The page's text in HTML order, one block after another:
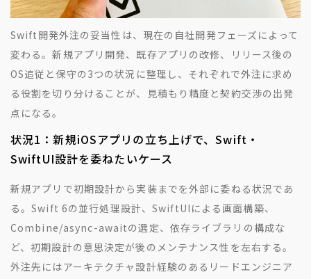
Swift開発外注の妥当性は、現在の自社開発フェーズによって
変わる。新規アプリ開発、既存アプリの改修、リリース後の
OS追従と保守の3つの状況に整理し、それぞれで外注に求め
る役割を切り分けることが、見積もり精度と契約交渉の出発
点になる。
状況1：新規iOSアプリの立ち上げで、Swift・
SwiftUI設計を委ねたいケース
新規アプリで初期設計から実装までを外部に委ねる状況であ
る。Swift 6の並行処理設計、SwiftUIによる画面構築、
Combine/async-awaitの選定、依存ライブラリの構成な
ど、初期設計の意思決定が後のメンテナンス性を左右する。
外注先にはアーキテクチャ設計経験のあるリードエンジニア